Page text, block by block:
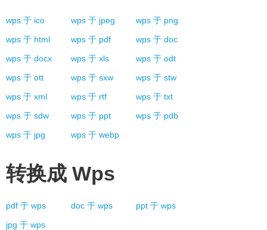
wps 于 ico wps 于 jpeg wps 于 png
wps 于 html wps 于 pdf wps 于 doc
wps 于 docx wps 于 xls wps 于 odt
wps 于 ott wps 于 sxw wps 于 stw
wps 于 xml wps 于 rtf wps 于 txt
wps 于 sdw wps 于 ppt wps 于 pdb
wps 于 jpg wps 于 webp
转换成 Wps
pdf 于 wps doc 于 wps ppt 于 wps
jpg 于 wps